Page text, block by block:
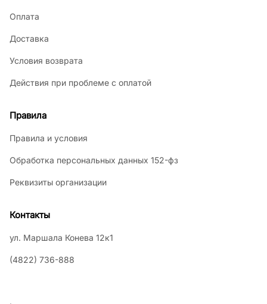
Оплата
Доставка
Условия возврата
Действия при проблеме с оплатой
Правила
Правила и условия
Обработка персональных данных 152-фз
Реквизиты организации
Контакты
ул. Маршала Конева 12к1
(4822) 736-888